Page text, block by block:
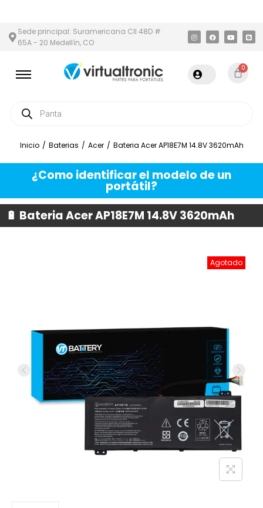
Sede principal: Suramericana Cll 48D #
65A - 20 Medellín, CO
0
Inicio / Baterias / Acer / Bateria Acer AP18E7M 14.8V 3620mAh
¿Como identificar el modelo de un
portátil?
🔋 Bateria Acer AP18E7M 14.8V 3620mAh
Agotado